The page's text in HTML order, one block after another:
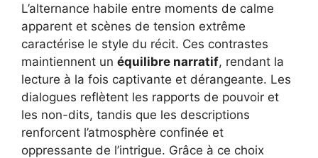
L’alternance habile entre moments de calme
apparent et scènes de tension extrême
caractérise le style du récit. Ces contrastes
maintiennent un équilibre narratif, rendant la
lecture à la fois captivante et dérangeante. Les
dialogues reflètent les rapports de pouvoir et
les non-dits, tandis que les descriptions
renforcent l’atmosphère confinée et
oppressante de l’intrigue. Grâce à ce choix